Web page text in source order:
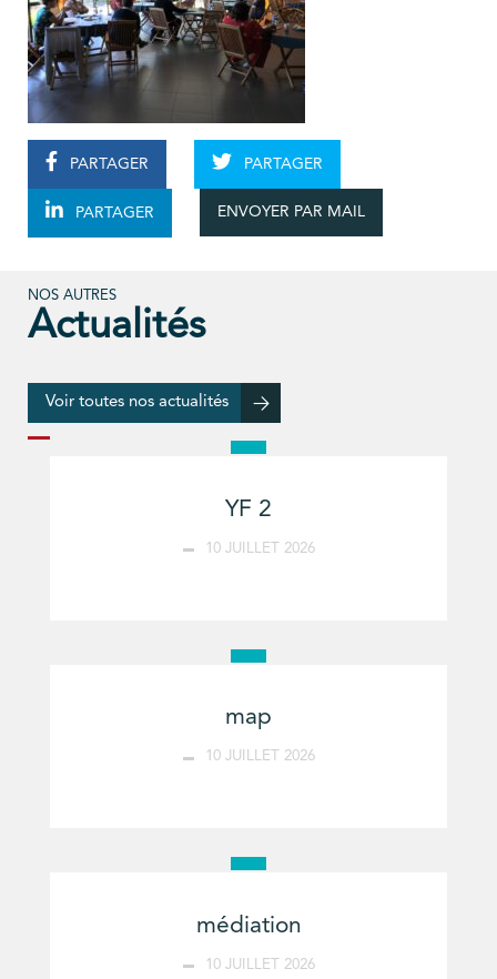
PARTAGER PARTAGER
PARTAGER ENVOYER PAR MAIL
NOS AUTRES
Actualités
Voir toutes nos actualités
YF 2
10 JUILLET 2026
map
10 JUILLET 2026
médiation
10 JUILLET 2026